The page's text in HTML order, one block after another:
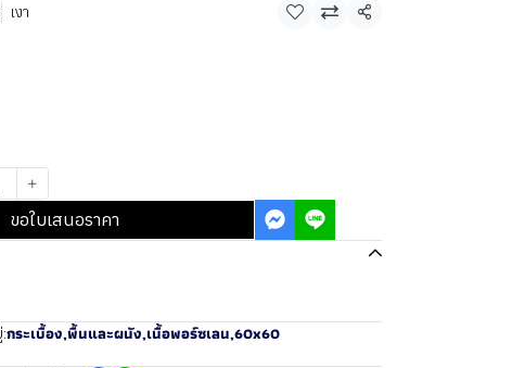
เงา แชร์
ขอใบเสนอราคา
กระเบื้อง,พื้นและผนัง,เนื้อพอร์ซเลน,60x60